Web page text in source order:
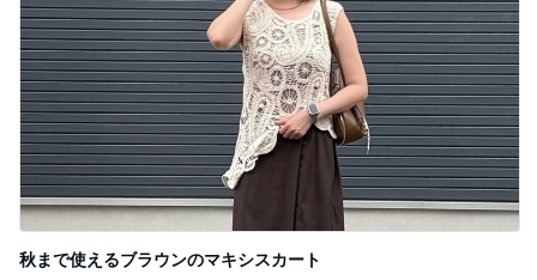
秋まで使えるブラウンのマキシスカート